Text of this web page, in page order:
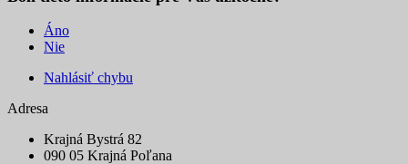
Áno
Nie
Nahlásiť chybu
Adresa
Krajná Bystrá 82
090 05 Krajná Poľana